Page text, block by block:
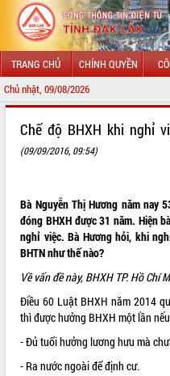
TRANG CHỦ CHÍNH QUYỀN
Chủ nhật, 09/08/2026
LÃNH ĐẠO UBND TỈNH
SỞ, BAN, NGÀNH
UBND CÁC XÃ, PHƯỜNG
THÔNG TIN CHỈ ĐẠO ĐIỀU HÀNH
HỆ THỐNG VĂN BẢN
VĂN BẢN HĐND TỈNH
Chế độ BHXH khi nghỉ
(09/09/2016, 09:54)
Bà Nguyễn Thị Hương năm nay
đóng BHXH được 31 năm. Hiện
nghỉ việc. Bà Hương hỏi, khi
BHTN như thế nào?
Về vấn đề này, BHXH TP. Hồ Chí
Điều 60 Luật BHXH năm 2014
thì được hưởng BHXH một lần
- Đủ tuổi hưởng lương hưu mà
- Ra nước ngoài để định cư.